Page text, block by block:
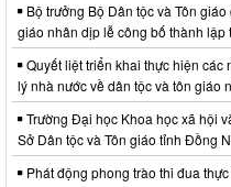
Bộ trưởng Bộ Dân tộc và Tôn
giáo nhân dịp lễ công bố thành
Quyết liệt triển khai thực hiện các
lý nhà nước về dân tộc và tôn giáo
Trường Đại học Khoa học xã hội
Sở Dân tộc và Tôn giáo tỉnh Đồng
Phát động phong trào thi đua